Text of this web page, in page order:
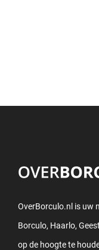
OverBorculo.nl is uw
Borculo, Haarlo,
op de hoogte te